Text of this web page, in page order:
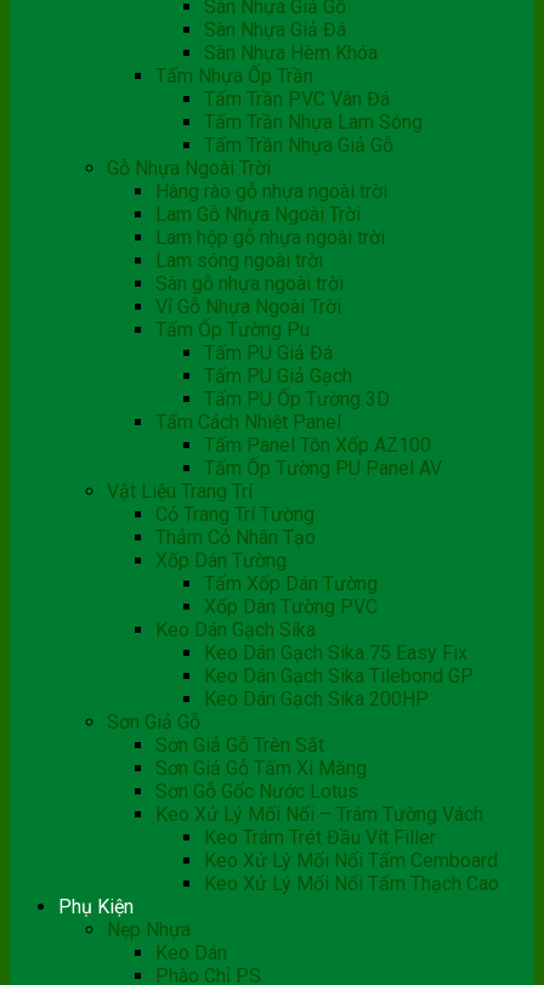
Sàn Nhựa Giả Gỗ
Sàn Nhựa Giả Đá
Sàn Nhựa Hèm Khóa
Tấm Nhựa Ốp Trần
Tấm Trần PVC Vân Đá
Tấm Trần Nhựa Lam Sóng
Tấm Trần Nhựa Giả Gỗ
Gỗ Nhựa Ngoài Trời
Hàng rào gỗ nhựa ngoài trời
Lam Gỗ Nhựa Ngoài Trời
Lam hộp gỗ nhựa ngoài trời
Lam sóng ngoài trời
Sàn gỗ nhựa ngoài trời
Vỉ Gỗ Nhựa Ngoài Trời
Tấm Ốp Tường Pu
Tấm PU Giả Đá
Tấm PU Giả Gạch
Tấm PU Ốp Tường 3D
Tấm Cách Nhiệt Panel
Tấm Panel Tôn Xốp AZ100
Tấm Ốp Tường PU Panel AV
Vật Liệu Trang Trí
Cỏ Trang Trí Tường
Thảm Cỏ Nhân Tạo
Xốp Dán Tường
Tấm Xốp Dán Tường
Xốp Dán Tường PVC
Keo Dán Gạch Sika
Keo Dán Gạch Sika 75 Easy Fix
Keo Dán Gạch Sika Tilebond GP
Keo Dán Gạch Sika 200HP
Sơn Giả Gỗ
Sơn Giả Gỗ Trên Sắt
Sơn Giả Gỗ Tấm Xi Măng
Sơn Gỗ Gốc Nước Lotus
Keo Xử Lý Mối Nối – Trám Tường Vách
Keo Trám Trét Đầu Vít Filler
Keo Xử Lý Mối Nối Tấm Cemboard
Keo Xử Lý Mối Nối Tấm Thạch Cao
Phụ Kiện
Nẹp Nhựa
Keo Dán
Phào Chỉ PS